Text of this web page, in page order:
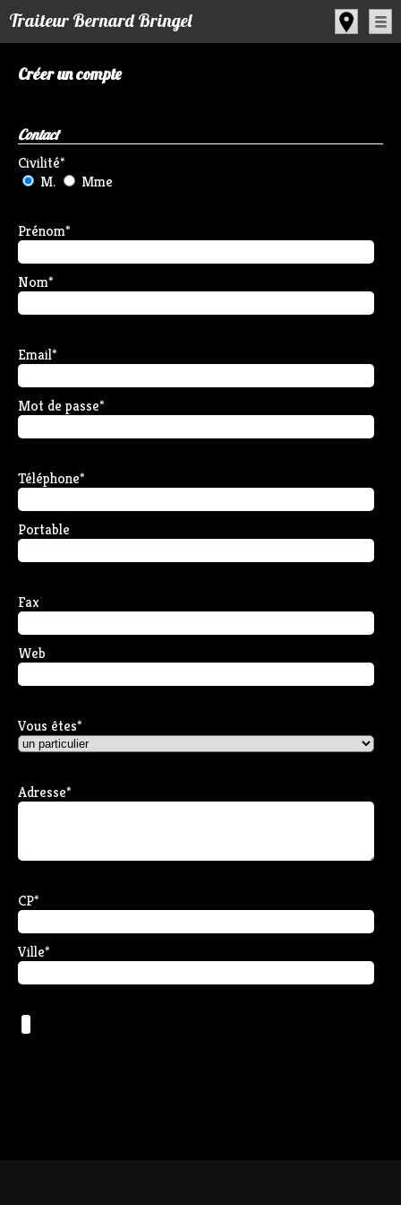
Traiteur Bernard Bringel
Créer un compte
Contact
Civilité*
M.
Mme
Prénom*
Nom*
Email*
Mot de passe*
Téléphone*
Portable
Fax
Web
Vous êtes*
Adresse*
CP*
Ville*
Panneau de gestion des cookies